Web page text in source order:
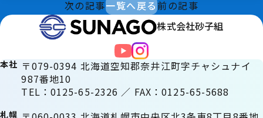
次の記事一覧へ戻る前の記事
株式会社砂子組
本社 〒079-0394 北海道空知郡奈井江町字チャシュナイ
987番地10
TEL：0125-65-2326 ／ FAX：0125-65-5688
札幌